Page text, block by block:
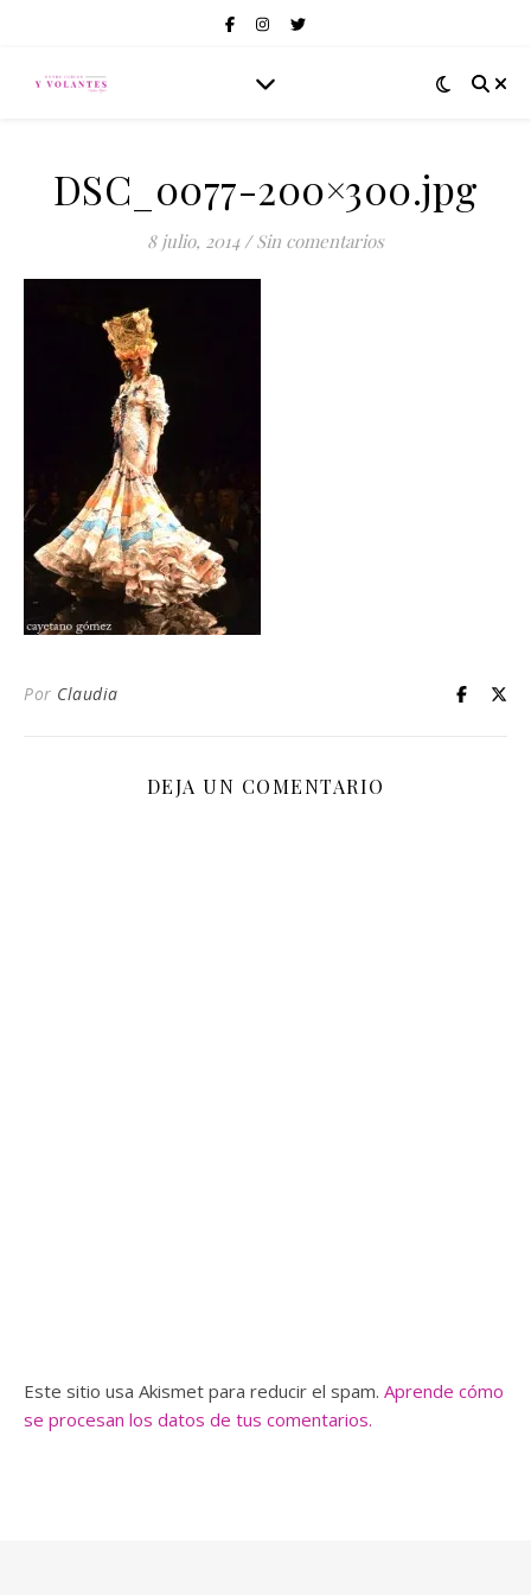
DSC_0077-200×300.jpg
8 julio, 2014 / Sin comentarios
Por Claudia
DEJA UN COMENTARIO
Este sitio usa Akismet para reducir el spam. Aprende cómo
se procesan los datos de tus comentarios.